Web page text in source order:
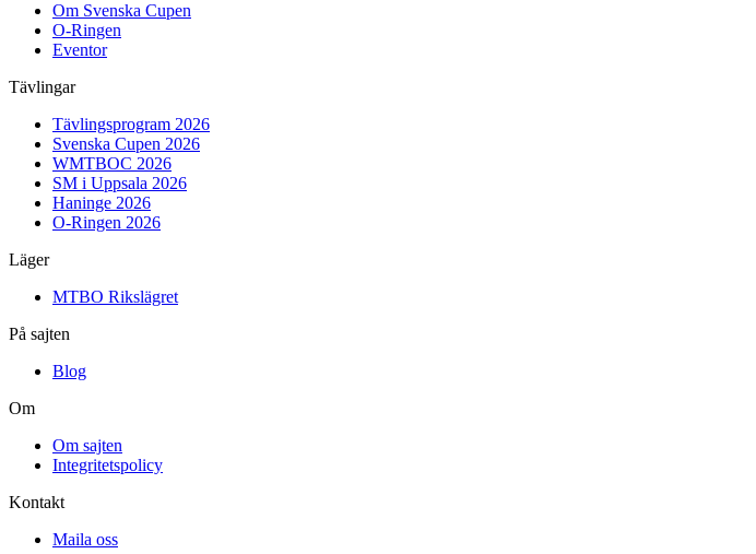
Om Svenska Cupen
O-Ringen
Eventor
Tävlingar
Tävlingsprogram 2026
Svenska Cupen 2026
WMTBOC 2026
SM i Uppsala 2026
Haninge 2026
O-Ringen 2026
Läger
MTBO Rikslägret
På sajten
Blog
Om
Om sajten
Integritetspolicy
Kontakt
Maila oss